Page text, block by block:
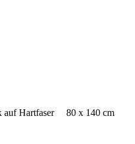
Hartfaser 80 x 140 cm